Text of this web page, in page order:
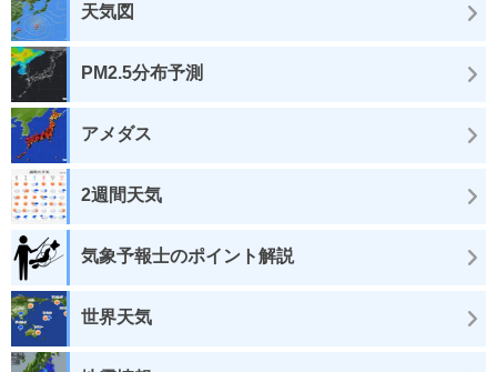
天気図
PM2.5分布予測
アメダス
2週間天気
気象予報士のポイント解説
世界天気